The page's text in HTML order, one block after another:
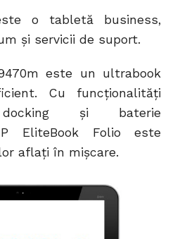
o tabletă business,
și servicii de suport.
este un ultrabook
Cu funcționalități
și baterie
EliteBook Folio este
aflați în mișcare.